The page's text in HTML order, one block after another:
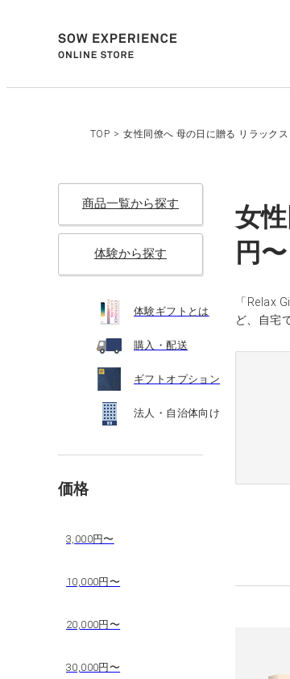
TOP > 女性同僚へ 母の日に贈る リラック
商品一覧から探す
体験から探す
体験ギフトとは
購入・配送
ギフトオプション
法人・自治体向け
価格
3,000円〜
10,000円〜
20,000円〜
30,000円〜
女
円〜
「Relax
ど、自宅